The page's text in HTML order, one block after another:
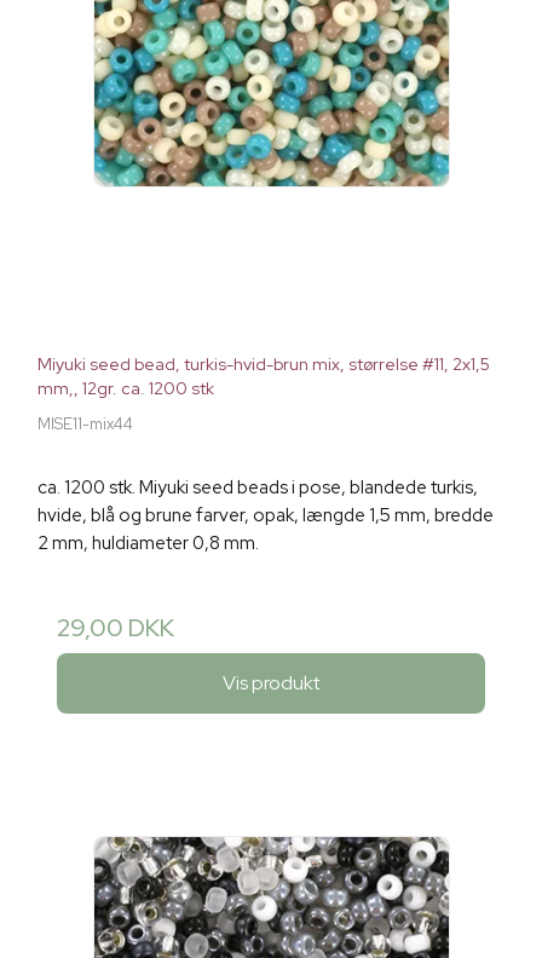
Miyuki seed bead, turkis-hvid-brun mix, størrelse #11, 2x1,5
mm,, 12gr. ca. 1200 stk
MISE11-mix44
ca. 1200 stk. Miyuki seed beads i pose, blandede turkis,
hvide, blå og brune farver, opak, længde 1,5 mm, bredde
2 mm, huldiameter 0,8 mm.
29,00 DKK
Vis produkt